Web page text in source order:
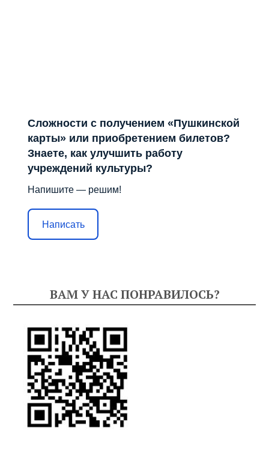
Сложности с получением «Пушкинской
карты» или приобретением билетов?
Знаете, как улучшить работу
учреждений культуры?
Напишите — решим!
Написать
ВАМ У НАС ПОНРАВИЛОСЬ?